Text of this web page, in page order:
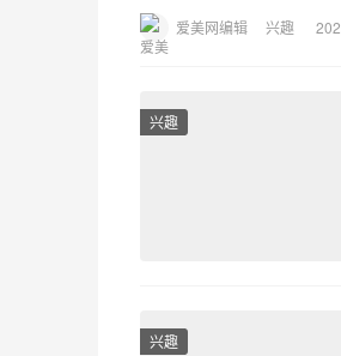
爱美网编辑 兴趣
兴趣
兴趣